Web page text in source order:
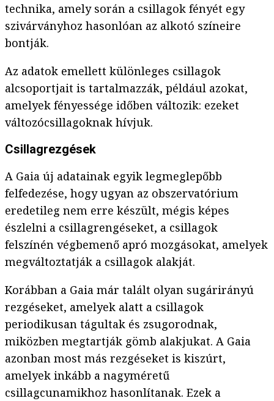
technika, amely során a csillagok fényét egy
szivárványhoz hasonlóan az alkotó színeire
bontják.
Az adatok emellett különleges csillagok
alcsoportjait is tartalmazzák, például azokat,
amelyek fényessége időben változik: ezeket
változócsillagoknak hívjuk.
Csillagrezgések
A Gaia új adatainak egyik legmeglepőbb
felfedezése, hogy ugyan az obszervatórium
eredetileg nem erre készült, mégis képes
észlelni a csillagrengéseket, a csillagok
felszínén végbemenő apró mozgásokat, amelyek
megváltoztatják a csillagok alakját.
Korábban a Gaia már talált olyan sugárirányú
rezgéseket, amelyek alatt a csillagok
periodikusan tágultak és zsugorodnak,
miközben megtartják gömb alakjukat. A Gaia
azonban most más rezgéseket is kiszúrt,
amelyek inkább a nagyméretű
csillagcunamikhoz hasonlítanak. Ezek a